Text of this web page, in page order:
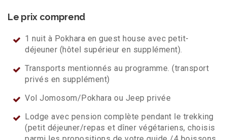
Le prix comprend
1 nuit à Pokhara en guest house avec petit-
déjeuner (hôtel supérieur en supplément).
Transports mentionnés au programme. (transport
privés en supplément)
Vol Jomosom/Pokhara ou Jeep privée
Lodge avec pension complète pendant le trekking
(petit déjeuner/repas et dîner végétariens, choisis